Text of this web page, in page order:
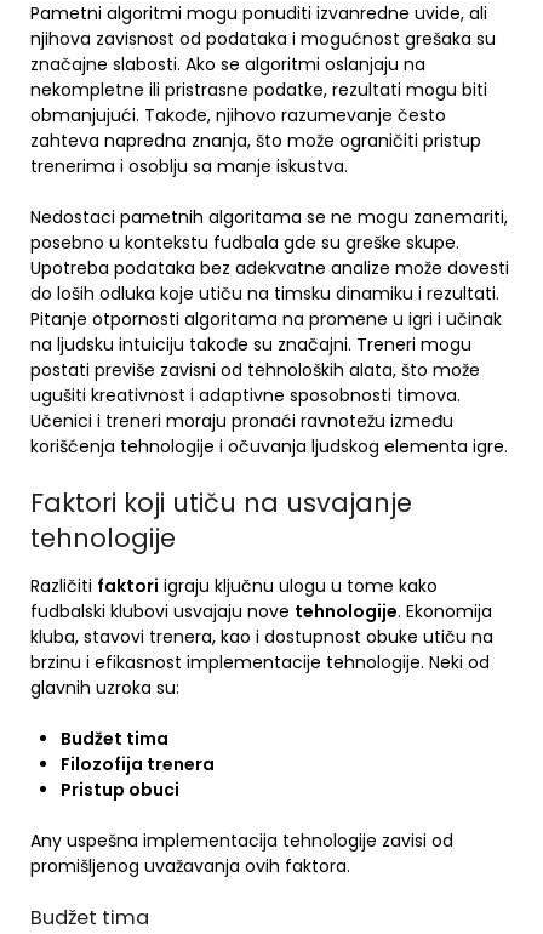
Pametni algoritmi mogu ponuditi izvanredne uvide, ali
njihova zavisnost od podataka i mogućnost grešaka su
značajne slabosti. Ako se algoritmi oslanjaju na
nekompletne ili pristrasne podatke, rezultati mogu biti
obmanjujući. Takođe, njihovo razumevanje često
zahteva napredna znanja, što može ograničiti pristup
trenerima i osoblju sa manje iskustva.
Nedostaci pametnih algoritama se ne mogu zanemariti,
posebno u kontekstu fudbala gde su greške skupe.
Upotreba podataka bez adekvatne analize može dovesti
do loših odluka koje utiču na timsku dinamiku i rezultati.
Pitanje otpornosti algoritama na promene u igri i učinak
na ljudsku intuiciju takođe su značajni. Treneri mogu
postati previše zavisni od tehnoloških alata, što može
ugušiti kreativnost i adaptivne sposobnosti timova.
Učenici i treneri moraju pronaći ravnotežu između
korišćenja tehnologije i očuvanja ljudskog elementa igre.
Faktori koji utiču na usvajanje
tehnologije
Različiti faktori igraju ključnu ulogu u tome kako
fudbalski klubovi usvajaju nove tehnologije. Ekonomija
kluba, stavovi trenera, kao i dostupnost obuke utiču na
brzinu i efikasnost implementacije tehnologije. Neki od
glavnih uzroka su:
Budžet tima
Filozofija trenera
Pristup obuci
Any uspešna implementacija tehnologije zavisi od
promišljenog uvažavanja ovih faktora.
Budžet tima